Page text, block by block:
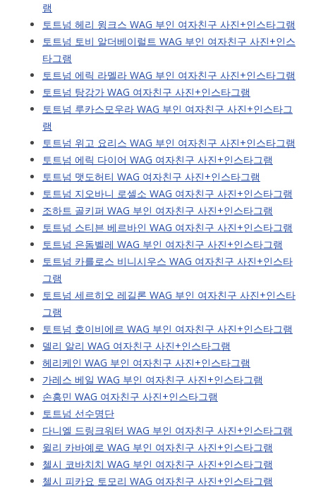
램
토트넘 헤리 윙크스 WAG 부인 여자친구 사진+인스타그램
토트넘 토비 알더베이럴트 WAG 부인 여자친구 사진+인스
타그램
토트넘 에릭 라멜라 WAG 부인 여자친구 사진+인스타그램
토트넘 탕강가 WAG 여자친구 사진+인스타그램
토트넘 루카스모우라 WAG 부인 여자친구 사진+인스타그
램
토트넘 위고 요리스 WAG 부인 여자친구 사진+인스타그램
토트넘 에릭 다이어 WAG 여자친구 사진+인스타그램
토트넘 맷도허티 WAG 여자친구 사진+인스타그램
토트넘 지오바니 로셀소 WAG 여자친구 사진+인스타그램
조하트 골키퍼 WAG 부인 여자친구 사진+인스타그램
토트넘 스티븐 베르바인 WAG 여자친구 사진+인스타그램
토트넘 은돔벨레 WAG 부인 여자친구 사진+인스타그램
토트넘 카를로스 비니시우스 WAG 여자친구 사진+인스타
그램
토트넘 세르히오 레길론 WAG 부인 여자친구 사진+인스타
그램
토트넘 호이비에르 WAG 부인 여자친구 사진+인스타그램
델리 알리 WAG 여자친구 사진+인스타그램
헤리케인 WAG 부인 여자친구 사진+인스타그램
가레스 베일 WAG 부인 여자친구 사진+인스타그램
손흥민 WAG 여자친구 사진+인스타그램
토트넘 선수명단
다니엘 드링크워터 WAG 부인 여자친구 사진+인스타그램
윌리 카바예로 WAG 부인 여자친구 사진+인스타그램
첼시 코바치치 WAG 부인 여자친구 사진+인스타그램
첼시 피카요 토모리 WAG 여자친구 사진+인스타그램